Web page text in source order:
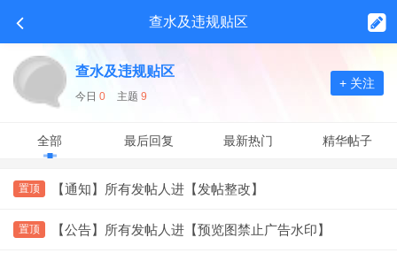
查水及违规贴区
查水及违规贴区
今日 0 主题 9
+ 关注
全部 最后回复 最新热门 精华帖子
置顶 【通知】所有发帖人进【发帖整改】
置顶 【公告】所有发帖人进【预览图禁止广告水印】